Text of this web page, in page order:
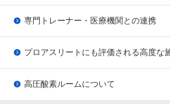
専門トレーナー・医療機関との連携
プロアスリートにも評価される高度な
高圧酸素ルームについて